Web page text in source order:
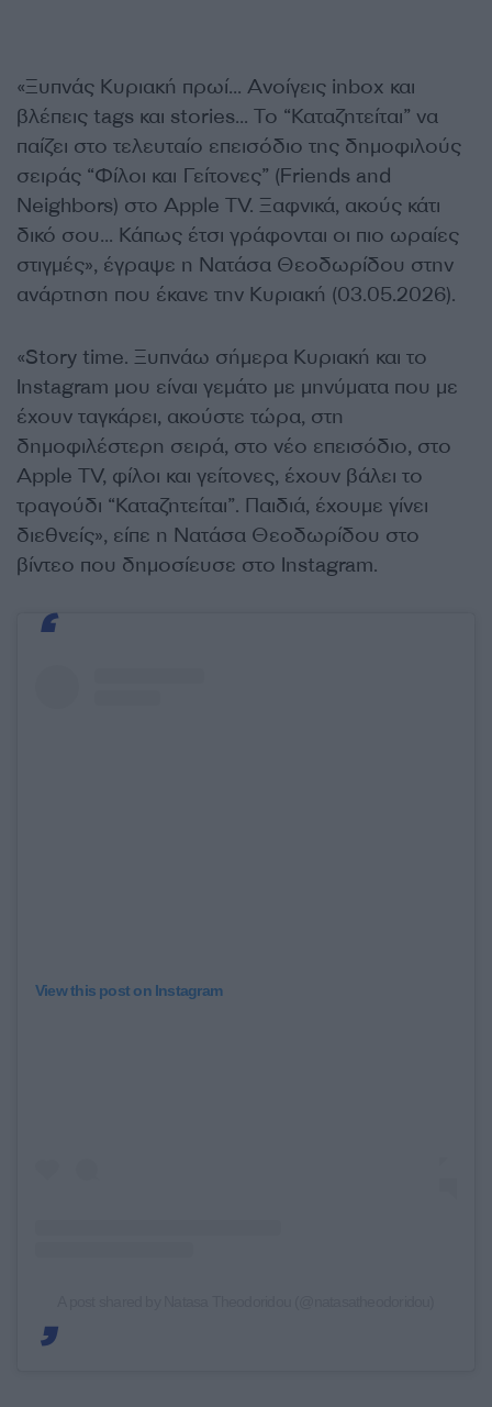
«Ξυπνάς Κυριακή πρωί… Ανοίγεις inbox και
βλέπεις tags και stories… Το “Καταζητείται” να
παίζει στο τελευταίο επεισόδιο της δημοφιλούς
σειράς “Φίλοι και Γείτονες” (Friends and
Neighbors) στο Apple TV. Ξαφνικά, ακούς κάτι
δικό σου… Κάπως έτσι γράφονται οι πιο ωραίες
στιγμές», έγραψε η Νατάσα Θεοδωρίδου στην
ανάρτηση που έκανε την Κυριακή (03.05.2026).
«Story time. Ξυπνάω σήμερα Κυριακή και το
Instagram μου είναι γεμάτο με μηνύματα που με
έχουν ταγκάρει, ακούστε τώρα, στη
δημοφιλέστερη σειρά, στο νέο επεισόδιο, στο
Apple TV, φίλοι και γείτονες, έχουν βάλει το
τραγούδι “Καταζητείται”. Παιδιά, έχουμε γίνει
διεθνείς», είπε η Νατάσα Θεοδωρίδου στο
βίντεο που δημοσίευσε στο Instagram.
View this post on Instagram